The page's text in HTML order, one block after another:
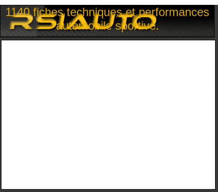
1140 fiches techniques et performances
automobile sportive.